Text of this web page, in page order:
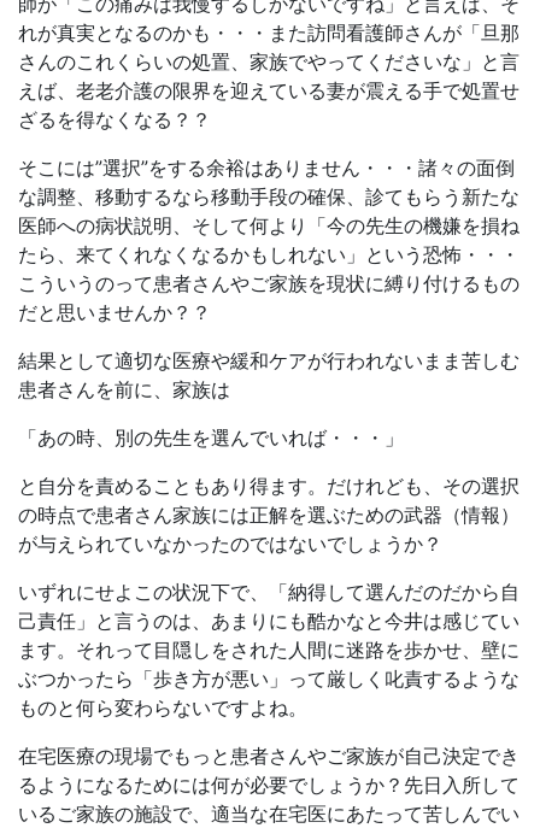
れが真実となるのかも・・・また訪問看護師さんが「旦那
さんのこれくらいの処置、家族でやってくださいな」と言
えば、老老介護の限界を迎えている妻が震える手で処置せ
ざるを得なくなる？？
そこには”選択”をする余裕はありません・・・諸々の面倒
な調整、移動するなら移動手段の確保、診てもらう新たな
医師への病状説明、そして何より「今の先生の機嫌を損ね
たら、来てくれなくなるかもしれない」という恐怖・・・
こういうのって患者さんやご家族を現状に縛り付けるもの
だと思いませんか？？
結果として適切な医療や緩和ケアが行われないまま苦しむ
患者さんを前に、家族は
「あの時、別の先生を選んでいれば・・・」
と自分を責めることもあり得ます。だけれども、その選択
の時点で患者さん家族には正解を選ぶための武器（情報）
が与えられていなかったのではないでしょうか？
いずれにせよこの状況下で、「納得して選んだのだから自
己責任」と言うのは、あまりにも酷かなと今井は感じてい
ます。それって目隠しをされた人間に迷路を歩かせ、壁に
ぶつかったら「歩き方が悪い」って厳しく叱責するような
ものと何ら変わらないですよね。
在宅医療の現場でもっと患者さんやご家族が自己決定でき
るようになるためには何が必要でしょうか？先日入所して
いるご家族の施設で、適当な在宅医にあたって苦しんでい